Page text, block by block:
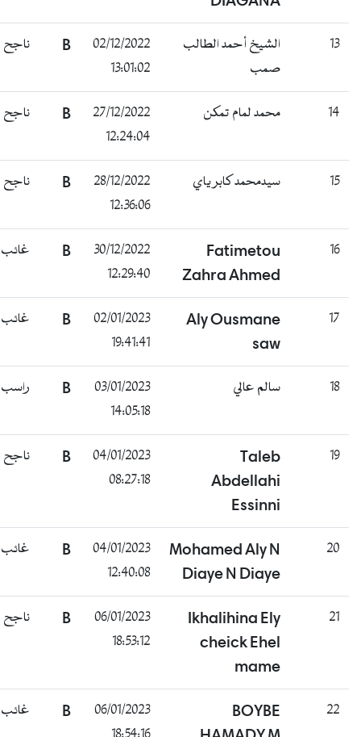
13
الشيخ أحمد الطالب
صمب
02/12/2022
13:01:02
ناجح
14 محمد لمام تمكن
27/12/2022
12:24:04
ناجح
15 سيدمحمد كابر ياي
28/12/2022
12:36:06
ناجح
16
Fatimetou
Zahra Ahmed
30/12/2022
12:29:40
غائب
17
Aly Ousmane
saw
02/01/2023
19:41:41
غائب
18 سالم عالي
03/01/2023
14:05:18
راسب
19
Taleb
Abdellahi
Essinni
04/01/2023
08:27:18
ناجح
20
Mohamed Aly N
Diaye N Diaye
04/01/2023
12:40:08
غائب
21
Ikhalihina Ely
cheick Ehel
mame
06/01/2023
18:53:12
ناجح
22
BOYBE
06/01/2023
غائب